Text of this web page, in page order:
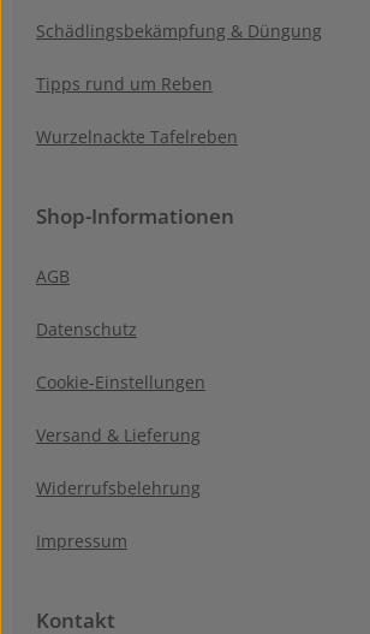
Schädlingsbekämpfung & Düngung
Tipps rund um Reben
Wurzelnackte Tafelreben
Shop-Informationen
AGB
Datenschutz
Cookie-Einstellungen
Versand & Lieferung
Widerrufsbelehrung
Impressum
Kontakt